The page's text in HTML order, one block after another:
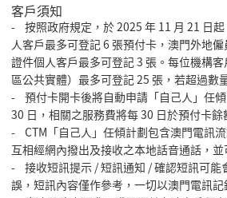
客戶須知
- 按照政府規定，於2025 年 11 月 21 日
人客戶最多可登記6 張預付卡，澳門外地
證件個人客戶最多可登記3 張。每位機構
區公共實體）最多可登記25 張，若超過數
- 預付卡開卡後將自動申請「自己人」任
30 日，相關之服務費將每 30 日於預付卡餘
- CTM「自己人」任傾計劃包含澳門電訊
互相經網內撥出及接收之本地話音通話，並
- 接收短訊提示 / 短訊通知 / 確認短訊可能
誤，短訊內容僅作參考，一切以澳門電訊記